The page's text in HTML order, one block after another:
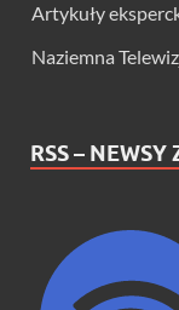
Artykuły
Naziemna
RSS –